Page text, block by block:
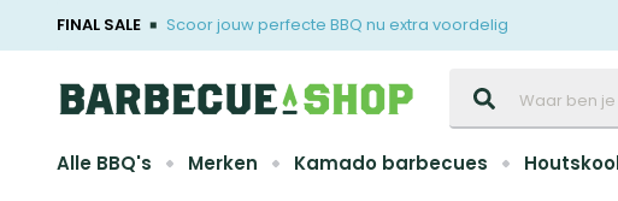
FINAL SALE Scoor jouw perfecte BBQ nu extra voordelig
Alle BBQ's Merken Kamado barbecues